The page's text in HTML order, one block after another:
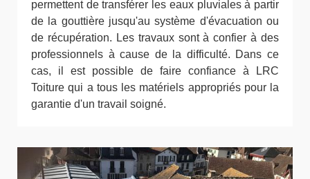
permettent de transférer les eaux pluviales à partir
de la gouttière jusqu'au système d'évacuation ou
de récupération. Les travaux sont à confier à des
professionnels à cause de la difficulté. Dans ce
cas, il est possible de faire confiance à LRC
Toiture qui a tous les matériels appropriés pour la
garantie d'un travail soigné.